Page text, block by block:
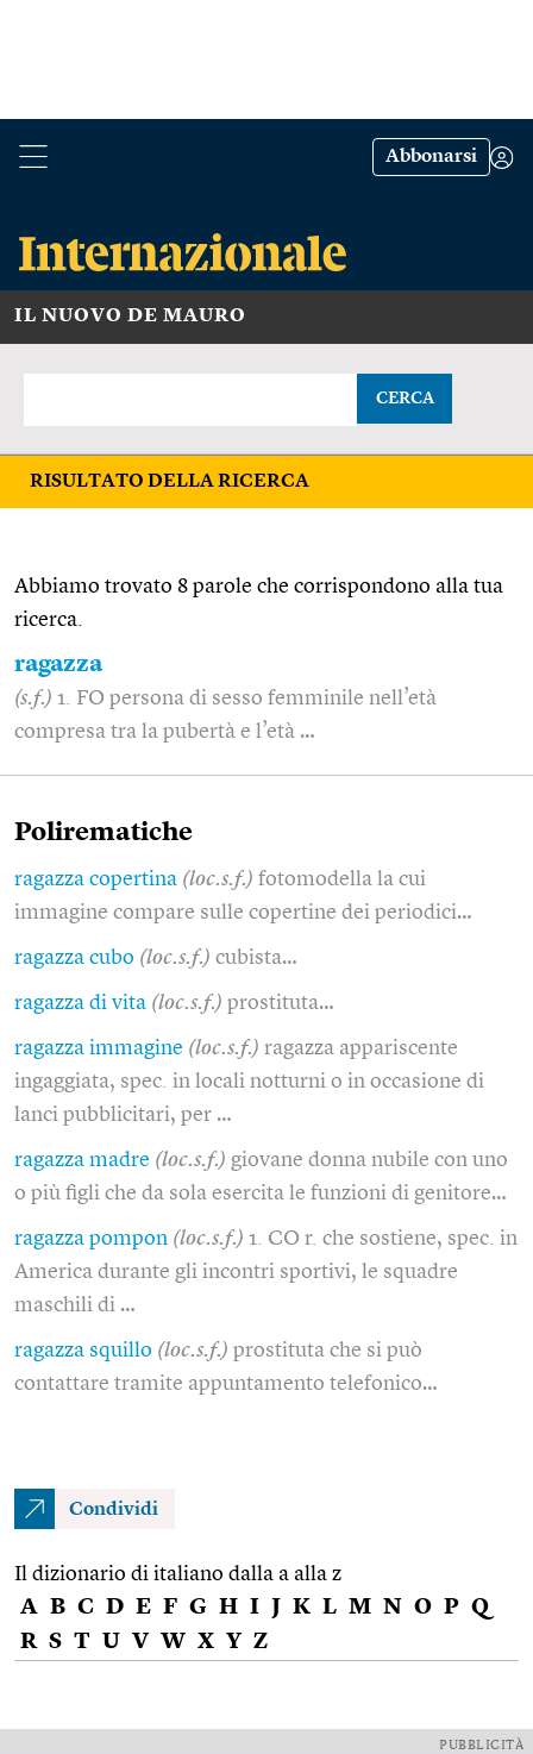
Abbonarsi
IL NUOVO DE MAURO
CERCA
RISULTATO DELLA RICERCA
Abbiamo trovato 8 parole che corrispondono alla tua
ricerca.
ragazza
(s.f.) 1. FO persona di sesso femminile nell’età
compresa tra la pubertà e l’età …
Polirematiche
ragazza copertina (loc.s.f.) fotomodella la cui
immagine compare sulle copertine dei periodici…
ragazza cubo (loc.s.f.) cubista…
ragazza di vita (loc.s.f.) prostituta…
ragazza immagine (loc.s.f.) ragazza appariscente
ingaggiata, spec. in locali notturni o in occasione di
lanci pubblicitari, per …
ragazza madre (loc.s.f.) giovane donna nubile con uno
o più figli che da sola esercita le funzioni di genitore…
ragazza pompon (loc.s.f.) 1. CO r. che sostiene, spec. in
America durante gli incontri sportivi, le squadre
maschili di …
ragazza squillo (loc.s.f.) prostituta che si può
contattare tramite appuntamento telefonico…
Condividi
Il dizionario di italiano dalla a alla z
A B C D E F G H I J K L M N O P Q
R S T U V W X Y Z
PUBBLICITÀ